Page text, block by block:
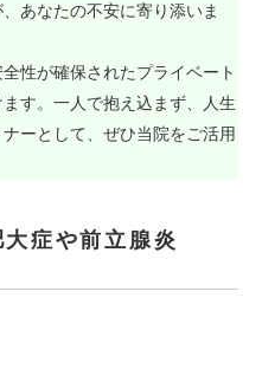
あなたの不安に寄り添いま
性が確保されたプライベート
す。一人で抱え込まず、人生
ーとして、ぜひ当院をご活用
症や前立腺炎